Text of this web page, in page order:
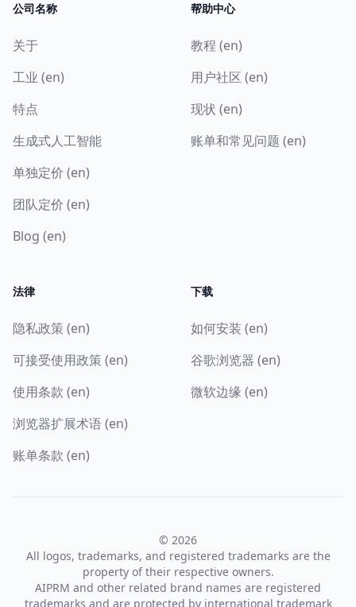
公司名称
关于
工业 (en)
特点
生成式人工智能
单独定价 (en)
团队定价 (en)
Blog (en)
帮助中心
教程 (en)
用户社区 (en)
现状 (en)
账单和常见问题 (en)
法律
隐私政策 (en)
可接受使用政策 (en)
使用条款 (en)
浏览器扩展术语 (en)
账单条款 (en)
下载
如何安装 (en)
谷歌浏览器 (en)
微软边缘 (en)
© 2026
All logos, trademarks, and registered trademarks are the
property of their respective owners.
AIPRM and other related brand names are registered
trademarks and are protected by international trademark